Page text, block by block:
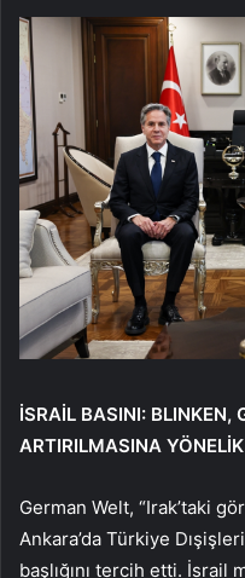
İSRAİL BASINI: BLINKEN,
ARTIRILMASINA
German Welt, “Irak’taki
Ankara’da Türkiye
başlığını tercih etti. İsrail